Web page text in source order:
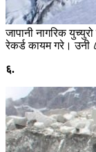
जापानी नागरिक
रेकर्ड कायम गरे। उनी
६.